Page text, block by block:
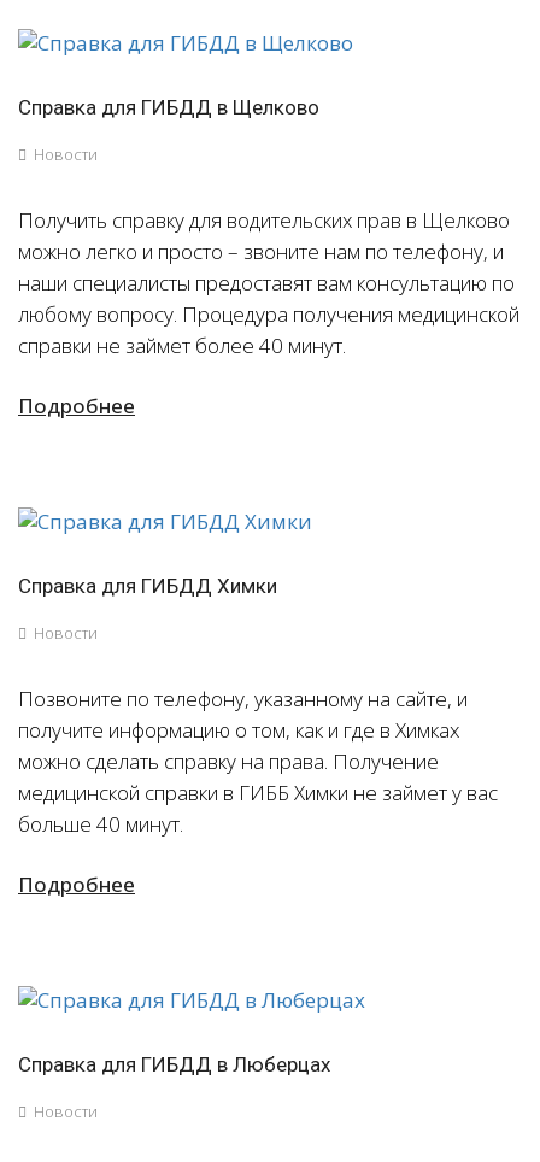
Справка для ГИБДД в Щелково
Новости
Получить справку для водительских прав в Щелково
можно легко и просто – звоните нам по телефону, и
наши специалисты предоставят вам консультацию по
любому вопросу. Процедура получения медицинской
справки не займет более 40 минут.
Подробнее
Справка для ГИБДД Химки
Новости
Позвоните по телефону, указанному на сайте, и
получите информацию о том, как и где в Химках
можно сделать справку на права. Получение
медицинской справки в ГИББ Химки не займет у вас
больше 40 минут.
Подробнее
Справка для ГИБДД в Люберцах
Новости